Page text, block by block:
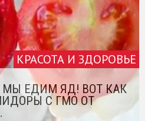
КРАСОТА И ЗДОРОВЬЕ
ЕДИМ ЯД! ВОТ КАК
С ГМО ОТ